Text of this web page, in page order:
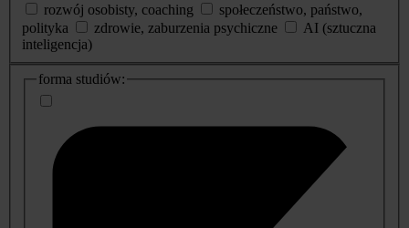
rozwój osobisty, coaching
społeczeństwo, państwo,
polityka
zdrowie, zaburzenia psychiczne
AI (sztuczna
inteligencja)
dodatkowe
informacje
forma studiów: